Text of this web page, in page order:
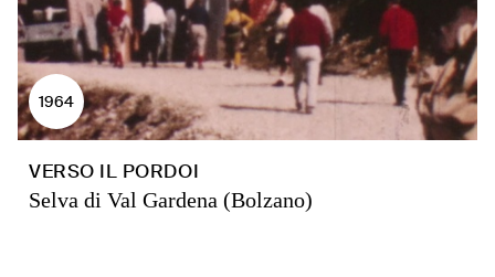
1964
VERSO IL PORDOI
Selva di Val Gardena (Bolzano)